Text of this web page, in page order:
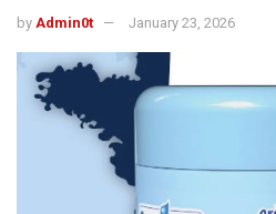
by Admin0t January 23, 2026